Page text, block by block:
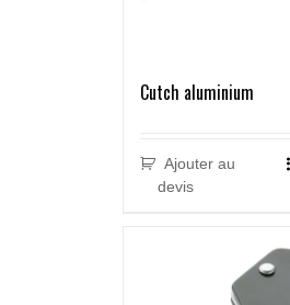
Cutch aluminium
Ajouter au
devis